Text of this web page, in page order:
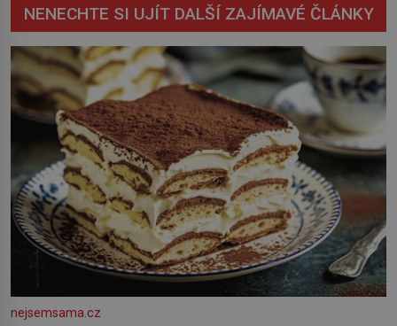
NENECHTE SI UJÍT DALŠÍ ZAJÍMAVÉ ČLÁNKY
nejsemsama.cz